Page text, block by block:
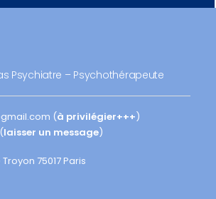
Psychiatre – Psychothérapeute
(à privilégier+++)
(laisser un message)
75017 Paris